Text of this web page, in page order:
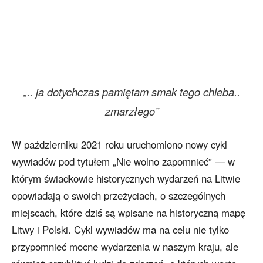
„.. ja dotychczas pamiętam smak tego chleba..
zmarzłego”
W październiku 2021 roku uruchomiono nowy cykl
wywiadów pod tytułem „Nie wolno zapomnieć” — w
którym świadkowie historycznych wydarzeń na Litwie
opowiadają o swoich przeżyciach, o szczególnych
miejscach, które dziś są wpisane na historyczną mapę
Litwy i Polski. Cykl wywiadów ma na celu nie tylko
przypomnieć mocne wydarzenia w naszym kraju, ale